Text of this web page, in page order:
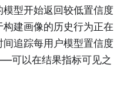
型开始返回较低置信度
建画像的历史行为正在
追踪每用户模型置信度
可以在结果指标可见之